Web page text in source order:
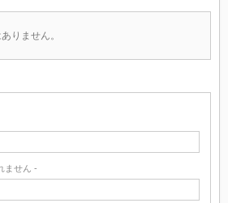
りません。
ません -